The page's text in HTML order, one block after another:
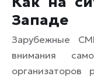
Западе
Зарубежные
внимания
организаторов